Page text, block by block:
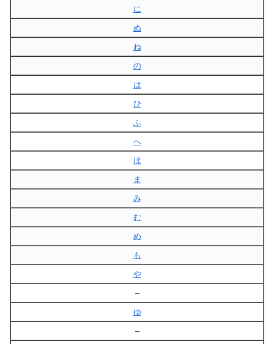
に
ぬ
ね
の
は
ひ
ふ
へ
ほ
ま
み
む
め
も
や
–
ゆ
–